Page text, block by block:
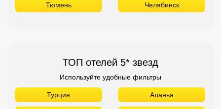
Тюмень Челябинск
ТОП отелей 5* звезд
Используйте удобные фильтры
Турция Аланья